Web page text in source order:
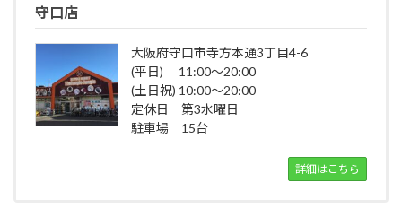
守口店
大阪府守口市寺方本通3丁目4-6
(平日) 11:00～20:00
(土日祝) 10:00～20:00
定休日 第3水曜日
駐車場 15台
詳細はこちら